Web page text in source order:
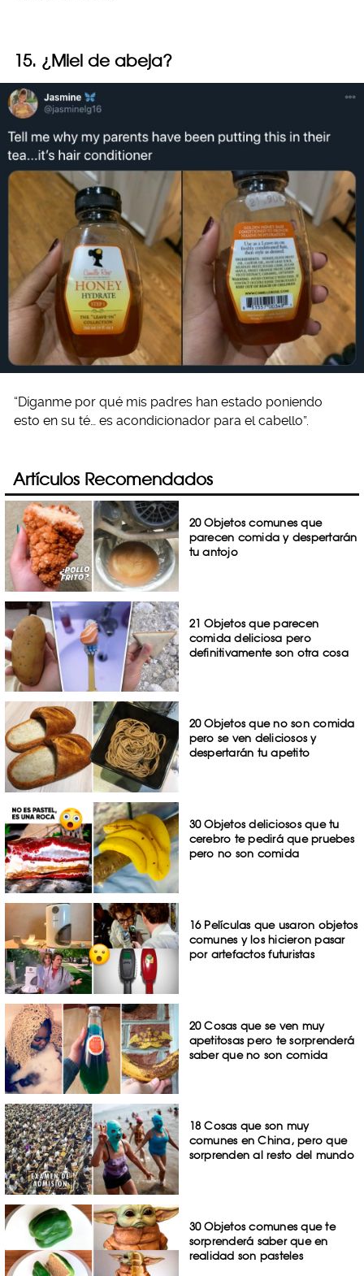
15. ¿Miel de abeja?
“Díganme por qué mis padres han estado poniendo
esto en su té… es acondicionador para el cabello”.
Artículos Recomendados
20 Objetos comunes que
parecen comida y despertarán
tu antojo
21 Objetos que parecen
comida deliciosa pero
definitivamente son otra cosa
20 Objetos que no son comida
pero se ven deliciosos y
despertarán tu apetito
30 Objetos deliciosos que tu
cerebro te pedirá que pruebes
pero no son comida
16 Películas que usaron objetos
comunes y los hicieron pasar
por artefactos futuristas
20 Cosas que se ven muy
apetitosas pero te sorprenderá
saber que no son comida
18 Cosas que son muy
comunes en China, pero que
sorprenden al resto del mundo
30 Objetos comunes que te
sorprenderá saber que en
realidad son pasteles